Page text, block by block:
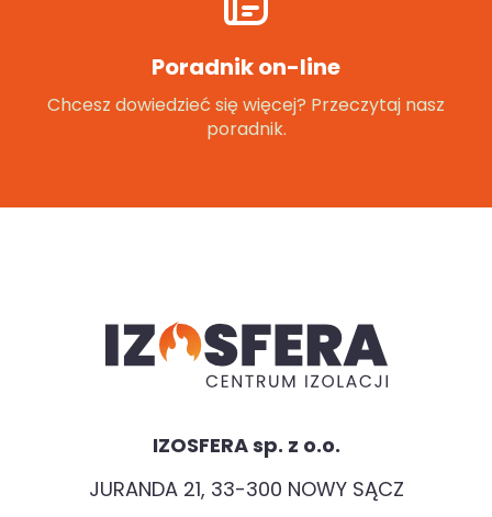
Poradnik on-line
Chcesz dowiedzieć się więcej? Przeczytaj nasz
poradnik.
IZOSFERA sp. z o.o.
JURANDA 21, 33-300 NOWY SĄCZ